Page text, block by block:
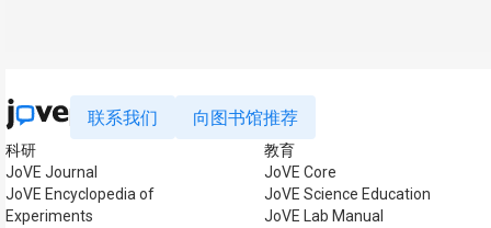
联系我们 向图书馆推荐
科研
JoVE Journal
JoVE Encyclopedia of
Experiments
教育
JoVE Core
JoVE Science Education
JoVE Lab Manual